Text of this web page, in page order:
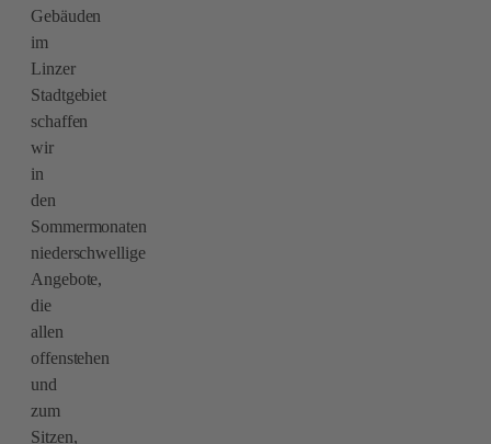
Gebäuden
im
Linzer
Stadtgebiet
schaffen
wir
in
den
Sommermonaten
niederschwellige
Angebote,
die
allen
offenstehen
und
zum
Sitzen,